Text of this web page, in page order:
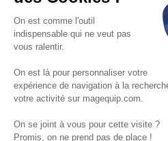
VOS SERVICES
VOS DEMANDES